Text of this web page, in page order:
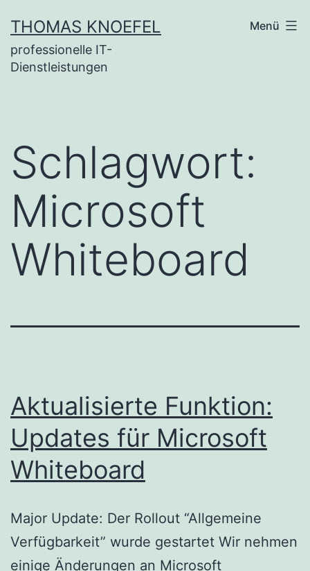
Inhalt
springen
THOMAS KNOEFEL
professionelle IT-
Dienstleistungen
Menü
Schlagwort:
Microsoft
Whiteboard
Aktualisierte Funktion:
Updates für Microsoft
Whiteboard
Major Update: Der Rollout “Allgemeine
Verfügbarkeit” wurde gestartet Wir nehmen
einige Änderungen an Microsoft